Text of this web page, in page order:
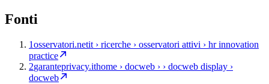
Fonti
1osservatori.netit › ricerche › osservatori attivi › hr innovation
practice
2garanteprivacy.ithome › docweb › › docweb display ›
docweb